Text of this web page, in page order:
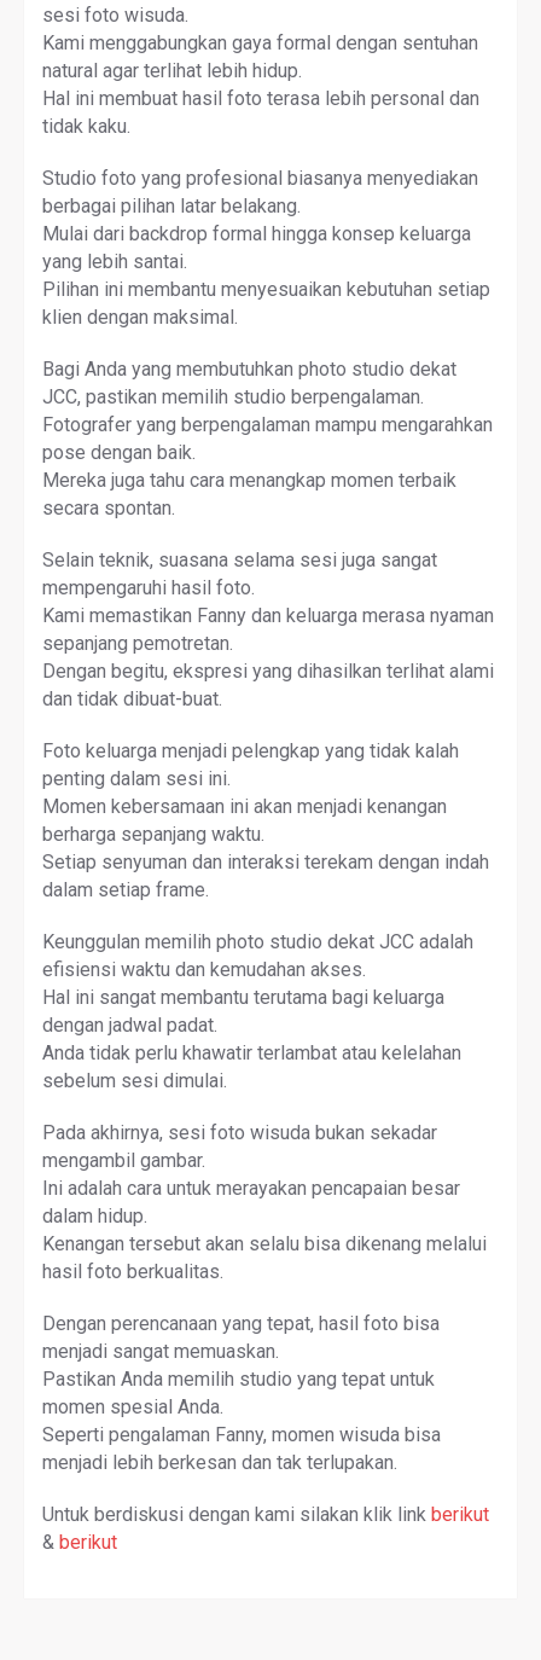
sesi foto wisuda.
Kami menggabungkan gaya formal dengan sentuhan
natural agar terlihat lebih hidup.
Hal ini membuat hasil foto terasa lebih personal dan
tidak kaku.
Studio foto yang profesional biasanya menyediakan
berbagai pilihan latar belakang.
Mulai dari backdrop formal hingga konsep keluarga
yang lebih santai.
Pilihan ini membantu menyesuaikan kebutuhan setiap
klien dengan maksimal.
Bagi Anda yang membutuhkan photo studio dekat
JCC, pastikan memilih studio berpengalaman.
Fotografer yang berpengalaman mampu mengarahkan
pose dengan baik.
Mereka juga tahu cara menangkap momen terbaik
secara spontan.
Selain teknik, suasana selama sesi juga sangat
mempengaruhi hasil foto.
Kami memastikan Fanny dan keluarga merasa nyaman
sepanjang pemotretan.
Dengan begitu, ekspresi yang dihasilkan terlihat alami
dan tidak dibuat-buat.
Foto keluarga menjadi pelengkap yang tidak kalah
penting dalam sesi ini.
Momen kebersamaan ini akan menjadi kenangan
berharga sepanjang waktu.
Setiap senyuman dan interaksi terekam dengan indah
dalam setiap frame.
Keunggulan memilih photo studio dekat JCC adalah
efisiensi waktu dan kemudahan akses.
Hal ini sangat membantu terutama bagi keluarga
dengan jadwal padat.
Anda tidak perlu khawatir terlambat atau kelelahan
sebelum sesi dimulai.
Pada akhirnya, sesi foto wisuda bukan sekadar
mengambil gambar.
Ini adalah cara untuk merayakan pencapaian besar
dalam hidup.
Kenangan tersebut akan selalu bisa dikenang melalui
hasil foto berkualitas.
Dengan perencanaan yang tepat, hasil foto bisa
menjadi sangat memuaskan.
Pastikan Anda memilih studio yang tepat untuk
momen spesial Anda.
Seperti pengalaman Fanny, momen wisuda bisa
menjadi lebih berkesan dan tak terlupakan.
Untuk berdiskusi dengan kami silakan klik link berikut
& berikut